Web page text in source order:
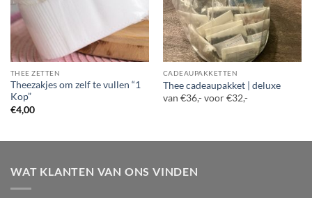
THEE ZETTEN
Theezakjes om zelf te vullen “1
Kop”
€4,00
CADEAUPAKKETTEN
Thee cadeaupakket | deluxe
van €36,- voor €32,-
WAT KLANTEN VAN ONS VINDEN